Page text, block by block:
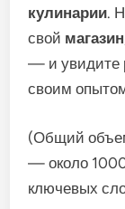
кулинарии.
свой магазин
— и увидите
своим
(Общий
— около 1000
ключевых